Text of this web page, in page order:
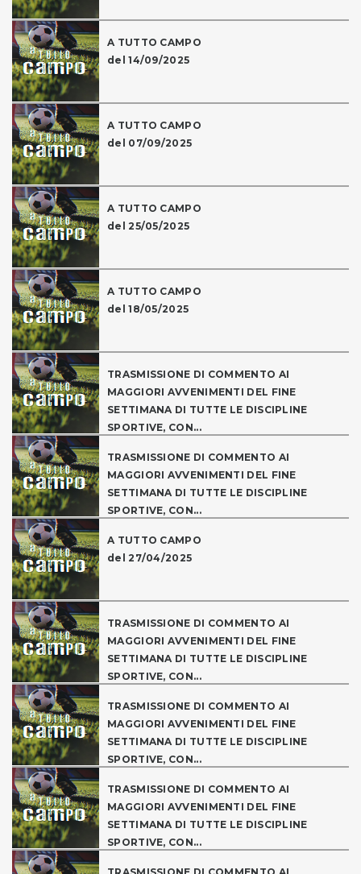
A TUTTO CAMPO
del 14/09/2025
A TUTTO CAMPO
del 07/09/2025
A TUTTO CAMPO
del 25/05/2025
A TUTTO CAMPO
del 18/05/2025
TRASMISSIONE DI COMMENTO AI
MAGGIORI AVVENIMENTI DEL FINE
SETTIMANA DI TUTTE LE DISCIPLINE
SPORTIVE, CON...
TRASMISSIONE DI COMMENTO AI
MAGGIORI AVVENIMENTI DEL FINE
SETTIMANA DI TUTTE LE DISCIPLINE
SPORTIVE, CON...
A TUTTO CAMPO
del 27/04/2025
TRASMISSIONE DI COMMENTO AI
MAGGIORI AVVENIMENTI DEL FINE
SETTIMANA DI TUTTE LE DISCIPLINE
SPORTIVE, CON...
TRASMISSIONE DI COMMENTO AI
MAGGIORI AVVENIMENTI DEL FINE
SETTIMANA DI TUTTE LE DISCIPLINE
SPORTIVE, CON...
TRASMISSIONE DI COMMENTO AI
MAGGIORI AVVENIMENTI DEL FINE
SETTIMANA DI TUTTE LE DISCIPLINE
SPORTIVE, CON...